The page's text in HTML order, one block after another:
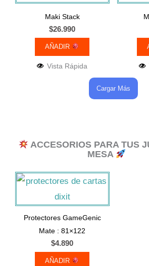
Maki Stack
$26.990
AÑADIR
Vista Rápida
Cargar Más
ACCESORIOS PARA TUS
MESA
Protectores GameGenic
Mate : 81×122
$4.890
AÑADIR